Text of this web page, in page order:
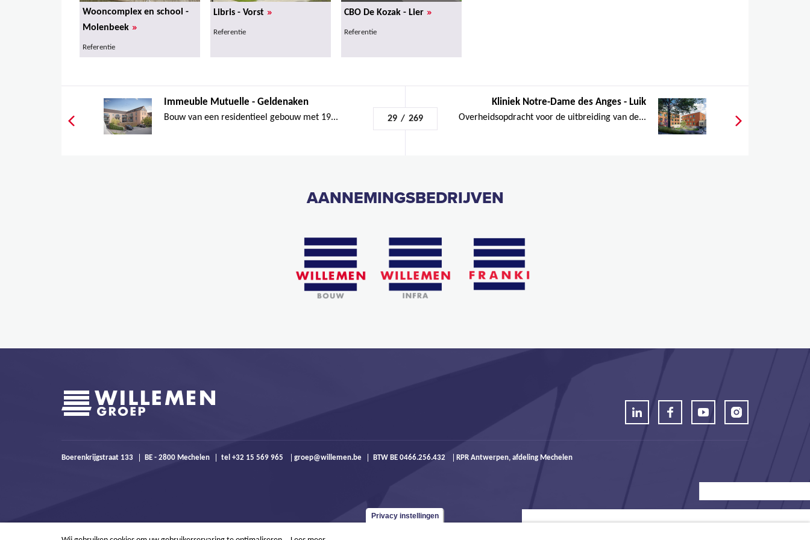
Wooncomplex en school -
Molenbeek »
Referentie
Libris - Vorst »
Referentie
CBO De Kozak - Lier »
Referentie
Immeuble Mutuelle - Geldenaken
Bouw van een residentieel gebouw met 19... 29 / 269
Kliniek Notre-Dame des Anges - Luik
Overheidsopdracht voor de uitbreiding van de...
AANNEMINGSBEDRIJVEN
Boerenkrijgstraat 133 BE - 2800 Mechelen tel +32 15 569 965 groep@willemen.be BTW BE 0466.256.432 RPR Antwerpen, afdeling Mechelen
Privacy instellingen